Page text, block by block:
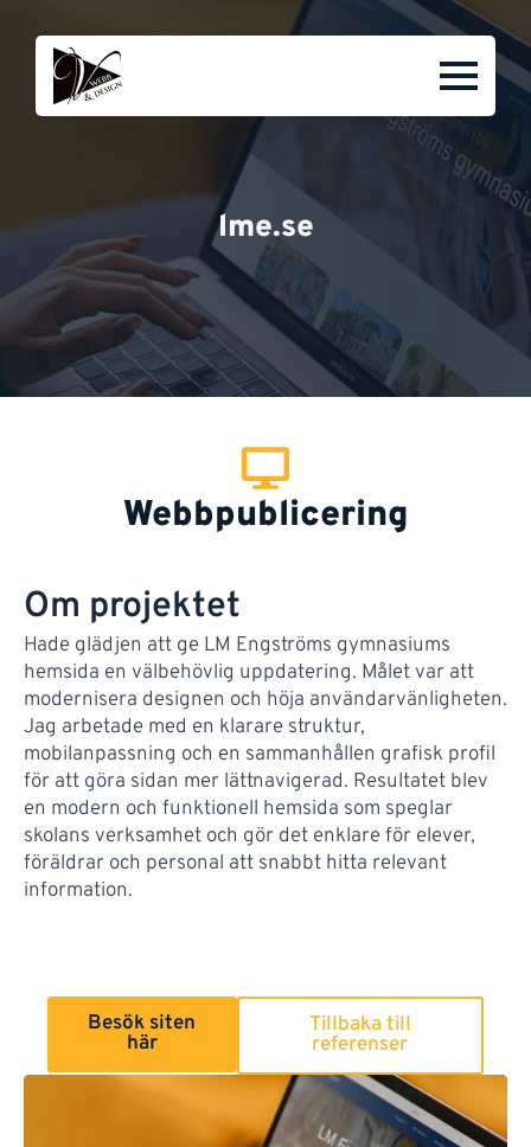
lme.se
Webbpublicering
Om projektet
Hade glädjen att ge LM Engströms gymnasiums
hemsida en välbehövlig uppdatering. Målet var att
modernisera designen och höja användarvänligheten.
Jag arbetade med en klarare struktur,
mobilanpassning och en sammanhållen grafisk profil
för att göra sidan mer lättnavigerad. Resultatet blev
en modern och funktionell hemsida som speglar
skolans verksamhet och gör det enklare för elever,
föräldrar och personal att snabbt hitta relevant
information.
Besök siten
här
Tillbaka till
referenser